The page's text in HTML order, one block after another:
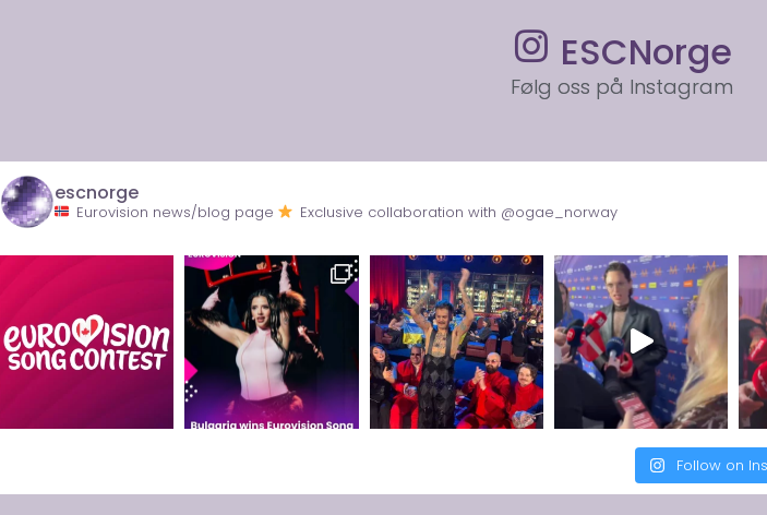
ESCNorge
Følg oss på Instagram
escnorge
Eurovision news/blog page Exclusive collaboration with @ogae_norway
Follow on